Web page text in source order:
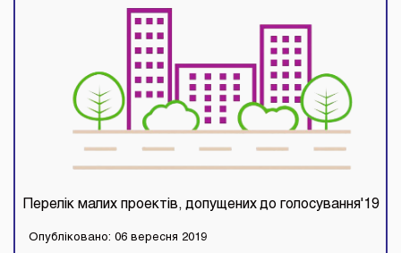
Перелік малих проектів, допущених до голосування'19
Опубліковано: 06 вересня 2019